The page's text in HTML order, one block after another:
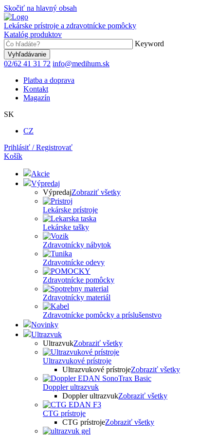
Skočiť na hlavný obsah
Lekárske prístroje a zdravotnícke pomôcky
Katalóg produktov
Keyword
02/62 41 31 72 info@medihum.sk
Platba a doprava
Kontakt
Magazín
SK
CZ
Prihlásiť / Registrovať
Košík
Akcie
Výpredaj
VýpredajZobraziť všetky
Lekárske prístroje
Lekárske tašky
Zdravotnícky nábytok
Zdravotnícke odevy
Zdravotnícke pomôcky
Zdravotnícky materiál
Zdravotnícke pomôcky a príslušenstvo
Novinky
Ultrazvuk
UltrazvukZobraziť všetky
Ultrazvukové prístroje
Ultrazvukové prístrojeZobraziť všetky
Doppler ultrazvuk
Doppler ultrazvukZobraziť všetky
CTG prístroje
CTG prístrojeZobraziť všetky